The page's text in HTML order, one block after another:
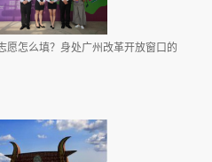
愿怎么填？身处广州改革开放窗口的